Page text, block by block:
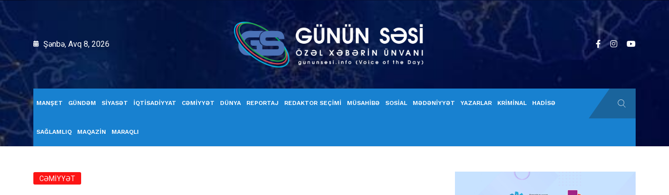
Şənbə, Avq 8, 2026
MANŞET GÜNDƏM SİYASƏT İQTİSADİYYAT CƏMİYYƏT DÜNYA REPORTAJ REDAKTOR SEÇİMİ MÜSAHİBƏ SOSİAL MƏDƏNİYYƏT YAZARLAR KRİMİNAL HADİSƏ
SAĞLAMLIQ MAQAZİN MARAQLI
CƏMİYYƏT